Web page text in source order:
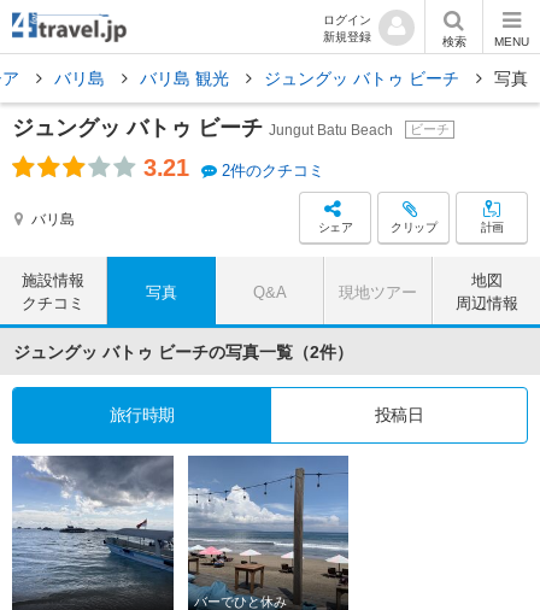
ログイン
新規登録
検索 MENU
バリ島 バリ島 観光 ジュングッ バトゥ ビーチ 写真
ジュングッ バトゥ ビーチ Jungut Batu Beach ビーチ
3.21 2件のクチコミ
バリ島 シェア クリップ 計画
施設情報
クチコミ
写真 Q&A 現地ツアー
地図
周辺情報
ジュングッ バトゥ ビーチの写真一覧（2件）
旅行時期 投稿日
バーでひと休み